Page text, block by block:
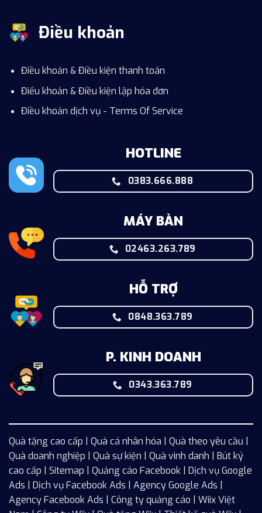
Điều khoản
Điều khoản & Điều kiện thanh toán
Điểu khoản & Điều kiện lập hóa đơn
Điều khoản dịch vụ - Terms Of Service
HOTLINE
0383.666.888
MÁY BÀN
02463.263.789
HỖ TRỢ
0848.363.789
P. KINH DOANH
0343.363.789
Quà tặng cao cấp | Quà cá nhân hóa | Quà theo yêu cầu |
Quà doanh nghiệp | Quà sự kiện | Quà vinh danh | Bút ký
cao cấp | Sitemap | Quảng cáo Facebook | Dịch vụ Google
Ads
Dịch vụ Facebook Ads | Agency Google Ads |
Agency Facebook Ads | Công ty quảng cáo | WiixViệt